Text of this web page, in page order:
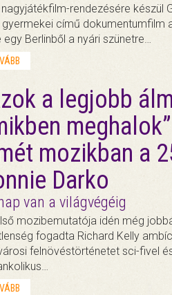
nagyjátékfilm-rendezésére készül
gyermekei című dokumentumfilm
egy Berlinből a nyári szünetre…
a legjobb
mozikban a
Darko
van a világvégéig
mozibemutatója idén még
fogadta Richard Kelly
felnövéstörténetet sci-fivel